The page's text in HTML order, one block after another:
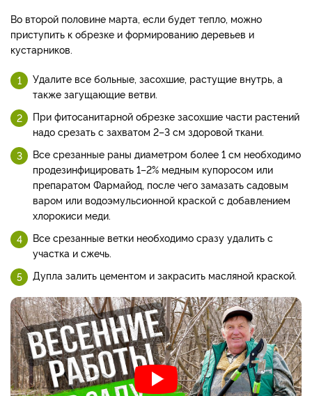
Во второй половине марта, если будет тепло, можно
приступить к обрезке и формированию деревьев и
кустарников.
Удалите все больные, засохшие, растущие внутрь, а
также загущающие ветви.
При фитосанитарной обрезке засохшие части растений
надо срезать с захватом 2–3 см здоровой ткани.
Все срезанные раны диаметром более 1 см необходимо
продезинфицировать 1–2% медным купоросом или
препаратом Фармайод, после чего замазать садовым
варом или водоэмульсионной краской с добавлением
хлорокиси меди.
Все срезанные ветки необходимо сразу удалить с
участка и сжечь.
Дупла залить цементом и закрасить масляной краской.